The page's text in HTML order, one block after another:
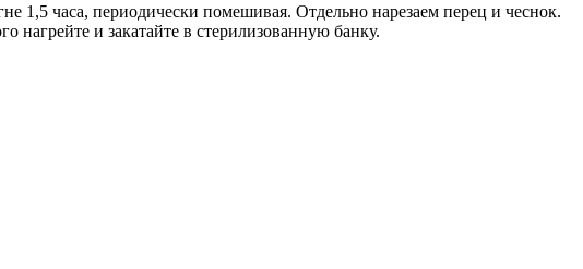
1,5 часа, периодически помешивая. Отдельно нарезаем перец и чеснок.
нагрейте и закатайте в стерилизованную банку.